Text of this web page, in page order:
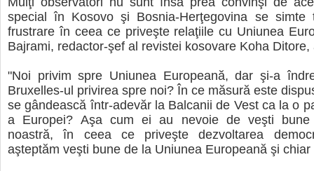
special în Kosovo şi Bosnia-Herţegovina se simte
frustrare în ceea ce priveşte relaţiile cu Uniunea
Bajrami, redactor-şef al revistei kosovare Koha Ditore,
"Noi privim spre Uniunea Europeană, dar şi-a
Bruxelles-ul privirea spre noi? În ce măsură este
se gândească într-adevăr la Balcanii de Vest ca la o
a Europei? Aşa cum ei au nevoie de veşti bune
noastră, în ceea ce priveşte dezvoltarea
aşteptăm veşti bune de la Uniunea Europeană şi